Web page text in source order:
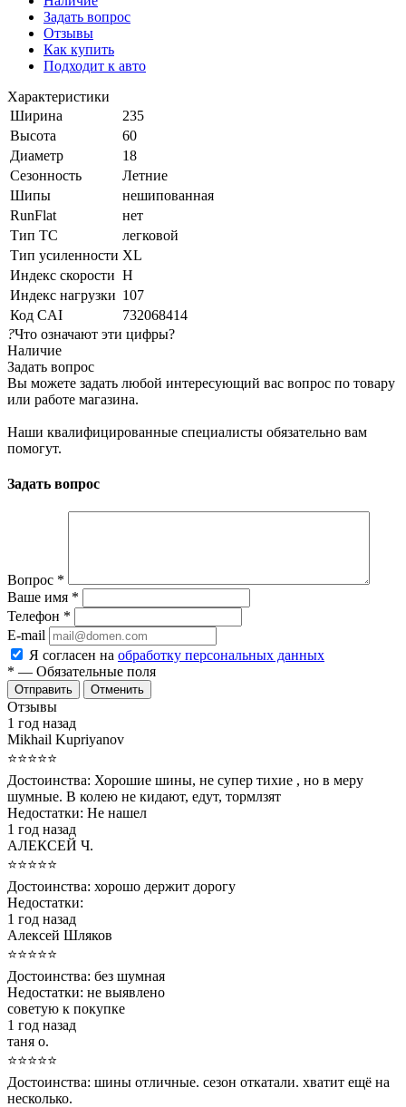
Задать вопрос
Отзывы
Как купить
Подходит к авто
Характеристики
Ширина
235
Высота
60
Диаметр
18
Сезонность
Летние
Шипы
нешипованная
RunFlat
нет
Тип ТС
легковой
Тип усиленности XL
Индекс скорости H
Индекс нагрузки 107
Код CAI
732068414
?Что означают эти цифры?
Наличие
Задать вопрос
Вы можете задать любой интересующий вас вопрос по товару
или работе магазина.
Наши квалифицированные специалисты обязательно вам
помогут.
Задать вопрос
Вопрос *
Ваше имя *
Телефон *
E-mail
Я согласен на обработку персональных данных
* — Обязательные поля
Отменить
Отзывы
1 год назад
Mikhail Kupriyanov
⭐⭐⭐⭐⭐
Достоинства: Хорошие шины, не супер тихие , но в меру
шумные. В колею не кидают, едут, тормлзят
Недостатки: Не нашел
1 год назад
АЛЕКСЕЙ Ч.
⭐⭐⭐⭐⭐
Достоинства: хорошо держит дорогу
Недостатки:
1 год назад
Алексей Шляков
⭐⭐⭐⭐⭐
Достоинства: без шумная
Недостатки: не выявлено
советую к покупке
1 год назад
таня о.
⭐⭐⭐⭐⭐
Достоинства: шины отличные. сезон откатали. хватит ещё на
несколько.